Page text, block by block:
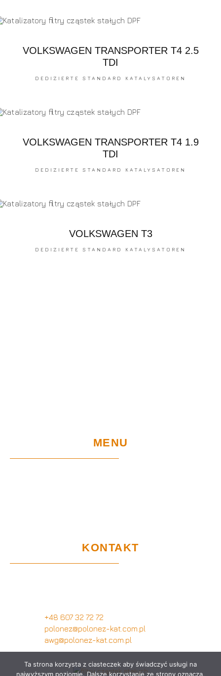
VOLKSWAGEN TRANSPORTER T4 2.5
TDI
DEDIZIERTE STANDARD KATALYSATOREN
VOLKSWAGEN TRANSPORTER T4 1.9
TDI
DEDIZIERTE STANDARD KATALYSATOREN
VOLKSWAGEN T3
DEDIZIERTE STANDARD KATALYSATOREN
MENU
KONTAKT
+48 607 32 72 72
polonez@polonez-kat.com.pl
awg@polonez-kat.com.pl
Ta strona korzysta z ciasteczek aby świadczyć usługi na
najwyższym poziomie. Dalsze korzystanie ze strony oznacza,